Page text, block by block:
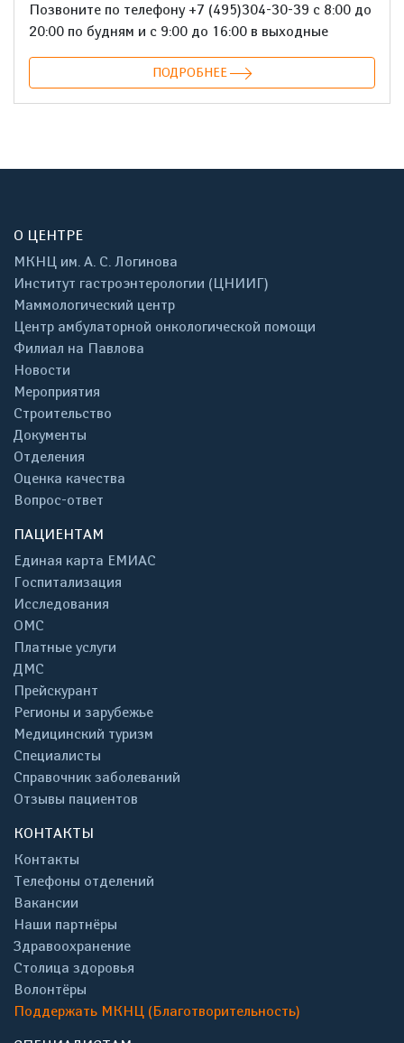
Позвоните по телефону +7 (495)304-30-39 с 8:00 до
20:00 по будням и с 9:00 до 16:00 в выходные
ПОДРОБНЕЕ
О ЦЕНТРЕ
МКНЦ им. А. С. Логинова
Институт гастроэнтерологии (ЦНИИГ)
Маммологический центр
Центр амбулаторной онкологической помощи
Филиал на Павлова
Новости
Мероприятия
Строительство
Документы
Отделения
Оценка качества
Вопрос-ответ
ПАЦИЕНТАМ
Единая карта ЕМИАС
Госпитализация
Исследования
ОМС
Платные услуги
ДМС
Прейскурант
Регионы и зарубежье
Медицинский туризм
Специалисты
Справочник заболеваний
Отзывы пациентов
КОНТАКТЫ
Контакты
Телефоны отделений
Вакансии
Наши партнёры
Здравоохранение
Столица здоровья
Волонтёры
Поддержать МКНЦ (Благотворительность)